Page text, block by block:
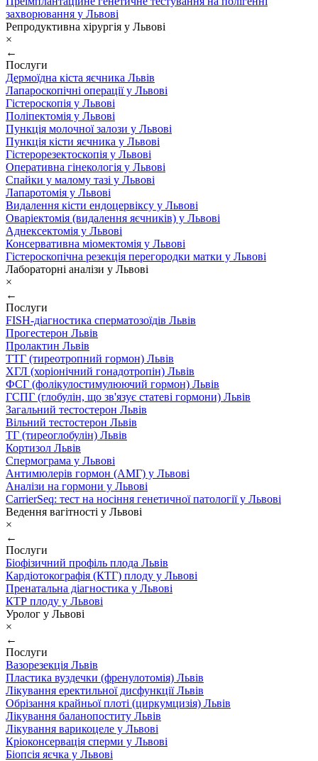
захворювання у Львові
Репродуктивна хірургія у Львові
×
←
Послуги
Дермоїдна кіста яєчника Львів
Лапароскопічні операції у Львові
Гістероскопія у Львові
Поліпектомія у Львові
Пункція молочної залози у Львові
Пункція кісти яєчника у Львові
Гістерорезектоскопія у Львові
Оперативна гінекологія у Львові
Спайки у малому тазі у Львові
Лапаротомія у Львові
Видалення кісти ендоцервіксу у Львові
Оваріектомія (видалення яєчників) у Львові
Аднексектомія у Львові
Консервативна міомектомія у Львові
Гістероскопічна резекція перегородки матки у Львові
Лабораторні аналізи у Львові
×
←
Послуги
FISH-діагностика сперматозоїдів Львів
Прогестерон Львів
Пролактин Львів
ТТГ (тиреотропний гормон) Львів
ХГЛ (хоріонічний гонадотропін) Львів
ФСГ (фолікулостимулюючий гормон) Львів
ГСПГ (глобулін, що зв'язує статеві гормони) Львів
Загальний тестостерон Львів
Вільний тестостерон Львів
ТГ (тиреоглобулін) Львів
Кортизол Львів
Спермограма у Львові
Антимюлерів гормон (АМГ) у Львові
Аналізи на гормони у Львові
CarrierSeq: тест на носіння генетичної патології у Львові
Ведення вагітності у Львові
×
←
Послуги
Біофізичний профіль плода Львів
Кардіотокографія (КТГ) плоду у Львові
Пренатальна діагностика у Львові
КТР плоду у Львові
Уролог у Львові
×
←
Послуги
Вазорезекція Львів
Пластика вуздечки (френулотомія) Львів
Лікування еректильної дисфункції Львів
Обрізання крайньої плоті (циркумцизія) Львів
Лікування баланопоститу Львів
Лікування варикоцеле у Львові
Кріоконсервація сперми у Львові
Біопсія яєчка у Львові